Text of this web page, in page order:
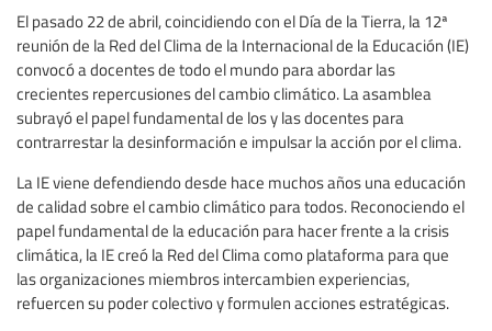
El pasado 22 de abril, coincidiendo con el Día de la Tierra, la 12ª
reunión de la Red del Clima de la Internacional de la Educación (IE)
convocó a docentes de todo el mundo para abordar las
crecientes repercusiones del cambio climático. La asamblea
subrayó el papel fundamental de los y las docentes para
contrarrestar la desinformación e impulsar la acción por el clima.
La IE viene defendiendo desde hace muchos años una educación
de calidad sobre el cambio climático para todos. Reconociendo el
papel fundamental de la educación para hacer frente a la crisis
climática, la IE creó la Red del Clima como plataforma para que
las organizaciones miembros intercambien experiencias,
refuercen su poder colectivo y formulen acciones estratégicas.